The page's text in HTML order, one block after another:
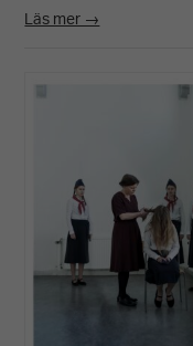
Läs mer →